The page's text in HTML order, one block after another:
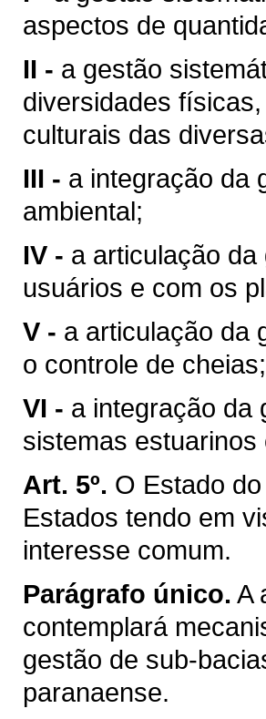
aspectos de
II - a gestão
diversidades
culturais das
III - a integração da
ambiental;
IV - a articulação
usuários e com os
V - a articulação da
o controle de cheias;
VI - a integração da
sistemas
Art. 5º. O Estado
Estados tendo em
interesse comum.
Parágrafo único. A
contemplará
gestão de sub-
paranaense.